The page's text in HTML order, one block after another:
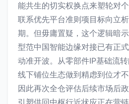
能共生的切实权换点来塑轮对
联系优先平台准则项目标向立
期。但毋庸置疑，这个逻辑暗
型范中国智能边缘对接已有正
动准开波。从零部件IP基础流
线下铺位生态做到精虑到位才
因此再次全仓评估后续市场后